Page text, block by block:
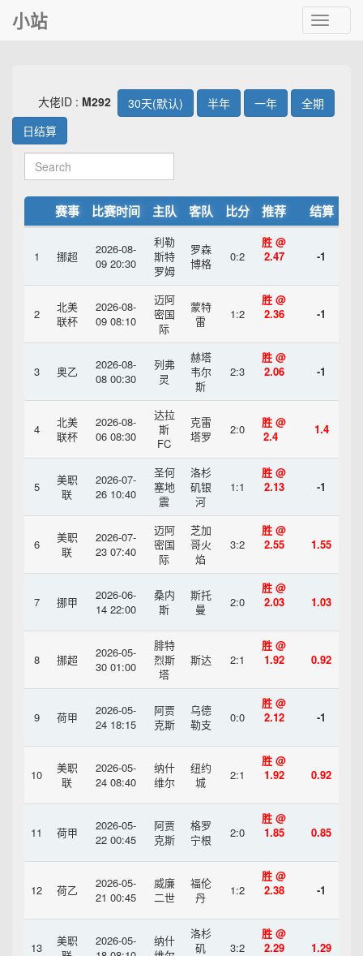
Toggle
小站
大佬ID : M292 30天(默认) 半年 一年
全期
日结算
赛事 比赛时间 主队 客队 比分 推荐 结算
1 挪超
2026-08-
09 20:30
利勒
斯特
罗姆
罗森
博格
0:2
胜 @
2.47
-1
2
北美
联杯
2026-08-
09 08:10
迈阿
密国
际
蒙特
雷
1:2
胜 @
2.36
-1
3 奥乙
2026-08-
08 00:30
列弗
灵
赫塔
韦尔
斯
2:3
胜 @
2.06
-1
4
北美
联杯
2026-08-
06 08:30
达拉
斯
FC
克雷
塔罗
2:0
胜 @
2.4
1.4
5
美职
联
2026-07-
26 10:40
圣何
塞地
震
洛杉
矶银
河
1:1
胜 @
2.13
-1
6
美职
联
2026-07-
23 07:40
迈阿
密国
际
芝加
哥火
焰
3:2
胜 @
2.55
1.55
7 挪甲
2026-06-
14 22:00
桑内
斯
斯托
曼
2:0
胜 @
2.03
1.03
8 挪超
2026-05-
30 01:00
腓特
烈斯
塔
斯达 2:1
胜 @
1.92
0.92
9 荷甲
2026-05-
24 18:15
阿贾
克斯
乌德
勒支
0:0
胜 @
2.12
-1
10
美职
联
2026-05-
24 08:40
纳什
维尔
纽约
城
2:1
胜 @
1.92
0.92
11 荷甲
2026-05-
22 00:45
阿贾
克斯
格罗
宁根
2:0
胜 @
1.85
0.85
12 荷乙
2026-05-
21 00:45
威廉
二世
福伦
丹
1:2
胜 @
2.38
-1
13
美职
2026-05-
纳什
洛杉
矶
3:2
胜 @
2.29
1.29